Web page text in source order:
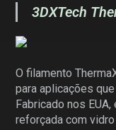
3DXTech
O filamento
para aplicações
Fabricado nos
reforçada com